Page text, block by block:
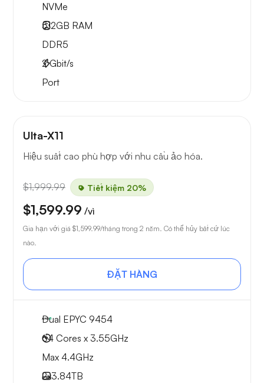
NVMe
512GB RAM
DDR5
2Gbit/s
Port
Ulta-X11
Hiệu suất cao phù hợp với nhu cầu ảo hóa.
$1,999.99 Tiết kiệm 20%
$1,599.99 /vì
Gia hạn với giá $1,599.99/tháng trong 2 năm. Có thể hủy bất cứ lúc
nào.
ĐẶT HÀNG
Dual EPYC 9454
64 Cores x 3.55GHz
Max 4.4GHz
2x3.84TB